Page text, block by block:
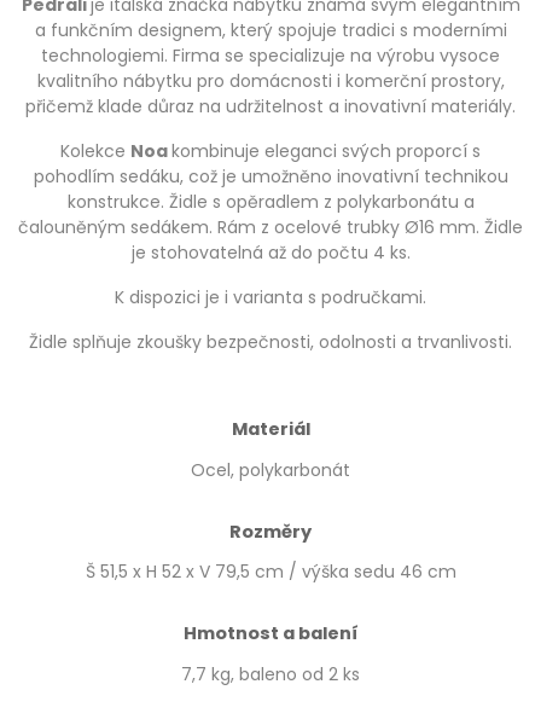
a funkčním designem, který spojuje tradici s moderními
technologiemi. Firma se specializuje na výrobu vysoce
kvalitního nábytku pro domácnosti i komerční prostory,
přičemž klade důraz na udržitelnost a inovativní materiály.
Kolekce Noakombinuje eleganci svých proporcí s
pohodlím sedáku, což je umožněno inovativní technikou
konstrukce. Židle s opěradlem z polykarbonátu a
čalouněným sedákem. Rám z ocelové trubky Ø16 mm. Židle
je stohovatelná až do počtu 4 ks.
K dispozici je i varianta s područkami.
Židle splňuje zkoušky bezpečnosti, odolnosti a trvanlivosti.
Materiál
Ocel, polykarbonát
Rozměry
Š 51,5 x H 52 x V 79,5 cm / výška sedu 46 cm
Hmotnost a balení
7,7 kg, baleno od 2 ks